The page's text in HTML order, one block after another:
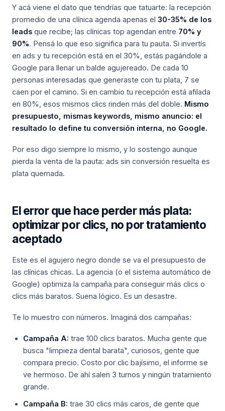
Y acá viene el dato que tendrías que tatuarte: la recepción
promedio de una clínica agenda apenas el 30-35% de los
leads que recibe; las clínicas top agendan entre 70% y
90%. Pensá lo que eso significa para tu pauta. Si invertís
en ads y tu recepción está en el 30%, estás pagándole a
Google para llenar un balde agujereado. De cada 10
personas interesadas que generaste con tu plata, 7 se
caen por el camino. Si en cambio tu recepción está afilada
en 80%, esos mismos clics rinden más del doble. Mismo
presupuesto, mismas keywords, mismo anuncio: el
resultado lo define tu conversión interna, no Google.
Por eso digo siempre lo mismo, y lo sostengo aunque
pierda la venta de la pauta: ads sin conversión resuelta es
plata quemada.
El error que hace perder más plata:
optimizar por clics, no por tratamiento
aceptado
Este es el agujero negro donde se va el presupuesto de
las clínicas chicas. La agencia (o el sistema automático de
Google) optimiza la campaña para conseguir más clics o
clics más baratos. Suena lógico. Es un desastre.
Te lo muestro con números. Imaginá dos campañas:
Campaña A: trae 100 clics baratos. Mucha gente que
busca "limpieza dental barata", curiosos, gente que
compara precio. Costo por clic bajísimo, el informe se
ve hermoso. De ahí salen 3 turnos y ningún tratamiento
grande.
Campaña B: trae 30 clics más caros, de gente que